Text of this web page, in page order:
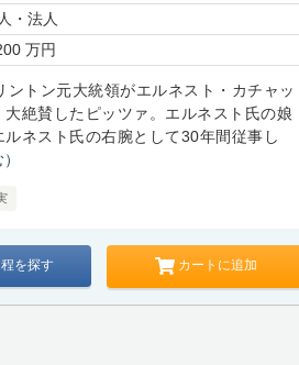
・法人
万円
ントン元大統領がエルネスト・カチャッ
大絶賛したピッツァ。エルネスト氏の娘
ルネスト氏の右腕として30年間従事し
を探す カートに追加